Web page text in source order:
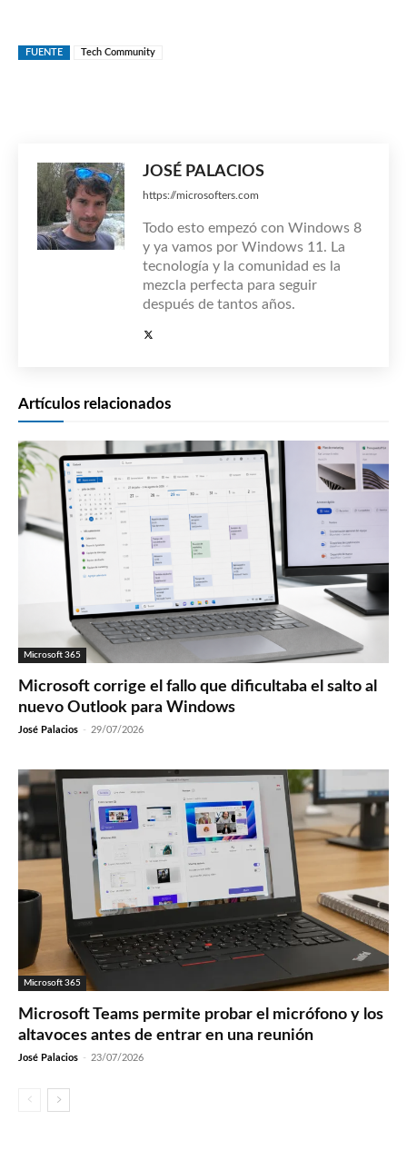
FUENTE Tech Community
JOSÉ PALACIOS
https://microsofters.com
Todo esto empezó con Windows 8
y ya vamos por Windows 11. La
tecnología y la comunidad es la
mezcla perfecta para seguir
después de tantos años.
Artículos relacionados
Microsoft 365
Microsoft corrige el fallo que dificultaba el salto al
nuevo Outlook para Windows
José Palacios - 29/07/2026
Microsoft 365
Microsoft Teams permite probar el micrófono y los
altavoces antes de entrar en una reunión
José Palacios - 23/07/2026